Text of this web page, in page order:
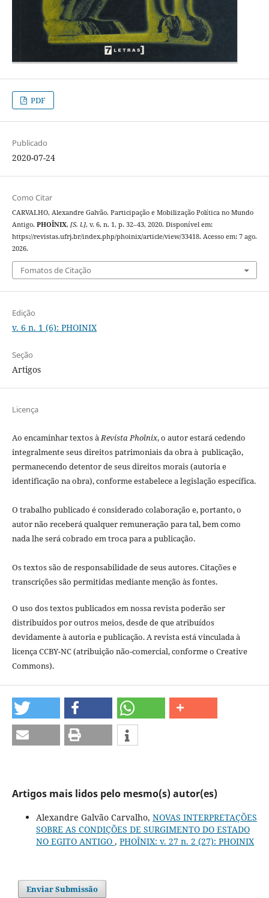
PDF
Publicado
2020-07-24
Como Citar
CARVALHO, Alexandre Galvão. Participação e Mobilização Política no Mundo
Antigo. PHOÎNIX, [S. l.], v. 6, n. 1, p. 32–43, 2020. Disponível em:
https://revistas.ufrj.br/index.php/phoinix/article/view/33418. Acesso em: 7 ago.
2026.
Fomatos de Citação
Edição
v. 6 n. 1 (6): PHOINIX
Seção
Artigos
Licença
Ao encaminhar textos àRevista Phoînix, o autor estará cedendo
integralmente seus direitos patrimoniais da obra à publicação,
permanecendo detentor de seus direitos morais (autoria e
identificação na obra), conforme estabelece a legislação especí­fica.
O trabalho publicado é considerado colaboração e, portanto, o
autor não receberá qualquer remuneração para tal, bem como
nada lhe será cobrado em troca para a publicação.
Os textos são de responsabilidade de seus autores. Citações e
transcrições são permitidas mediante menção às fontes.
O uso dos textos publicados em nossa revista poderão ser
distribuídos por outros meios, desde de que atribuídos
devidamente à autoria e publicação. A revista está vinculada à
licença CCBY-NC (atribuição não-comercial, conforme o Creative
Commons).
Artigos mais lidos pelo mesmo(s) autor(es)
Alexandre Galvão Carvalho, NOVAS INTERPRETAÇÕES
SOBRE AS CONDIÇÕES DE SURGIMENTO DO ESTADO
NO EGITO ANTIGO , PHOÎNIX: v. 27 n. 2 (27): PHOINIX
Enviar Submissão